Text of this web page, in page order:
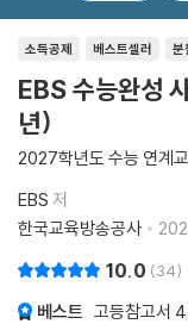
소득공제 베스트셀러 분
EBS 수능완성
년)
2027학년도 수능 연계
EBS 저
한국교육방송공사
10.0 34
베스트 고등참고서